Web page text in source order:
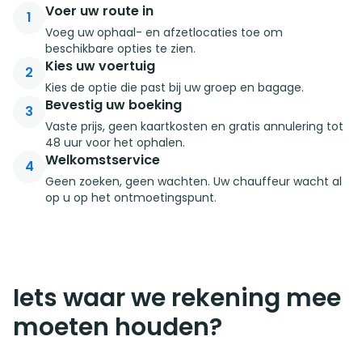
1 Voer uw route in
Voeg uw ophaal- en afzetlocaties toe om
beschikbare opties te zien.
2 Kies uw voertuig
Kies de optie die past bij uw groep en bagage.
3 Bevestig uw boeking
Vaste prijs, geen kaartkosten en gratis annulering tot
48 uur voor het ophalen.
4 Welkomstservice
Geen zoeken, geen wachten. Uw chauffeur wacht al
op u op het ontmoetingspunt.
Iets waar we rekening mee
moeten houden?